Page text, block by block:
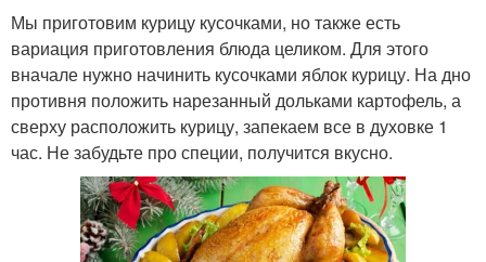
Мы приготовим курицу кусочками, но также есть
вариация приготовления блюда целиком. Для этого
вначале нужно начинить кусочками яблок курицу. На дно
противня положить нарезанный дольками картофель, а
сверху расположить курицу, запекаем все в духовке 1
час. Не забудьте про специи, получится вкусно.